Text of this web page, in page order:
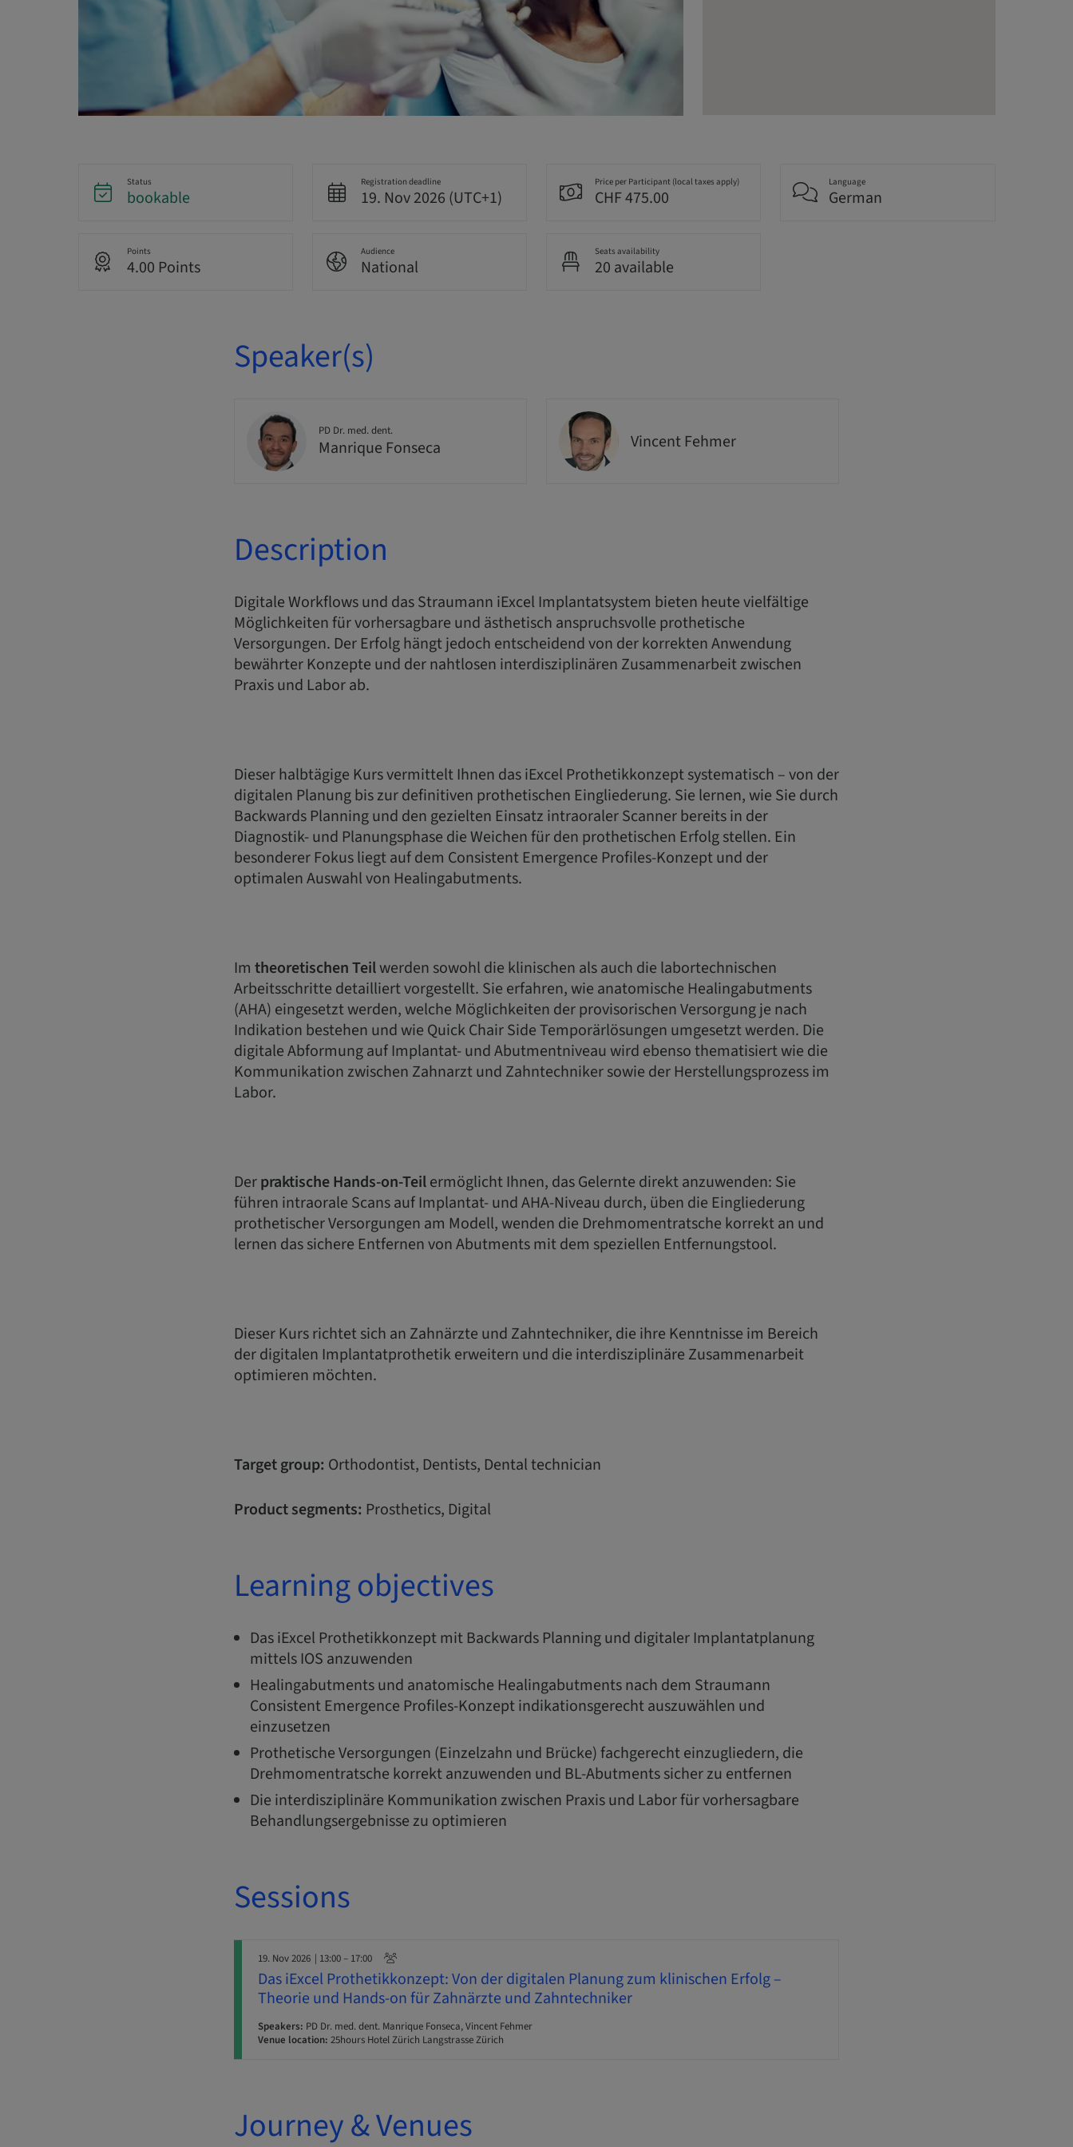
Status
bookable
Registration deadline
19. Nov 2026 (UTC+1)
Price per Participant (local taxes apply)
CHF 475.00
Language
German
Points
4.00 Points
Audience
National
Seats availability
20 available
Speaker(s)
PD Dr. med. dent.
Manrique Fonseca Vincent Fehmer
Description
Digitale Workflows und das Straumann iExcel Implantatsystem bieten heute vielfältige
Möglichkeiten für vorhersagbare und ästhetisch anspruchsvolle prothetische
Versorgungen. Der Erfolg hängt jedoch entscheidend von der korrekten Anwendung
bewährter Konzepte und der nahtlosen interdisziplinären Zusammenarbeit zwischen
Praxis und Labor ab.
Dieser halbtägige Kurs vermittelt Ihnen das iExcel Prothetikkonzept systematisch – von der
digitalen Planung bis zur definitiven prothetischen Eingliederung. Sie lernen, wie Sie durch
Backwards Planning und den gezielten Einsatz intraoraler Scanner bereits in der
Diagnostik- und Planungsphase die Weichen für den prothetischen Erfolg stellen. Ein
besonderer Fokus liegt auf dem Consistent Emergence Profiles-Konzept und der
optimalen Auswahl von Healingabutments.
Im theoretischen Teilwerden sowohl die klinischen als auch die labortechnischen
Arbeitsschritte detailliert vorgestellt. Sie erfahren, wie anatomische Healingabutments
(AHA) eingesetzt werden, welche Möglichkeiten der provisorischen Versorgung je nach
Indikation bestehen und wie Quick Chair Side Temporärlösungen umgesetzt werden. Die
digitale Abformung auf Implantat- und Abutmentniveau wird ebenso thematisiert wie die
Kommunikation zwischen Zahnarzt und Zahntechniker sowie der Herstellungsprozess im
Labor.
Derpraktische Hands-on-Teilermöglicht Ihnen, das Gelernte direkt anzuwenden: Sie
führen intraorale Scans auf Implantat- und AHA-Niveau durch, üben die Eingliederung
prothetischer Versorgungen am Modell, wenden die Drehmomentratsche korrekt an und
lernen das sichere Entfernen von Abutments mit dem speziellen Entfernungstool.
Dieser Kurs richtet sich an Zahnärzte und Zahntechniker, die ihre Kenntnisse im Bereich
der digitalen Implantatprothetik erweitern und die interdisziplinäre Zusammenarbeit
optimieren möchten.
Target group: Orthodontist, Dentists, Dental technician
Product segments: Prosthetics, Digital
Learning objectives
Das iExcel Prothetikkonzept mit Backwards Planning und digitaler Implantatplanung
mittels IOS anzuwenden
Healingabutments und anatomische Healingabutments nach dem Straumann
Consistent Emergence Profiles-Konzept indikationsgerecht auszuwählen und
einzusetzen
Prothetische Versorgungen (Einzelzahn und Brücke) fachgerecht einzugliedern, die
Drehmomentratsche korrekt anzuwenden und BL-Abutments sicher zu entfernen
Die interdisziplinäre Kommunikation zwischen Praxis und Labor für vorhersagbare
Behandlungsergebnisse zu optimieren
Sessions
19. Nov 2026 | 13:00 – 17:00
Das iExcel Prothetikkonzept: Von der digitalen Planung zum klinischen Erfolg –
Theorie und Hands-on für Zahnärzte und Zahntechniker
Speakers: PD Dr. med. dent. Manrique Fonseca, Vincent Fehmer
Venue location: 25hours Hotel Zürich Langstrasse Zürich
Journey & Venues